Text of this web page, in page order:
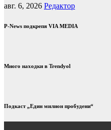
авг. 6, 2026 Редактор
P-News подкрепя VIA MEDIA
Много находки в Trendyol
Подкаст „Един милион пробудени“